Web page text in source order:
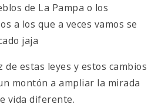
de La Pampa o los
a los que a veces vamos se
jaja
de estas leyes y estos cambios
montón a ampliar la mirada
vida diferente.